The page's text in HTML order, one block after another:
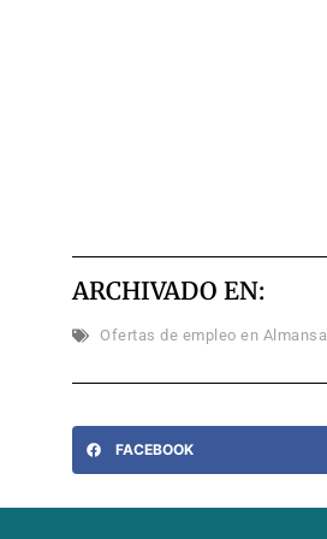
ARCHIVADO EN:
Ofertas de empleo en Almansa
FACEBOOK